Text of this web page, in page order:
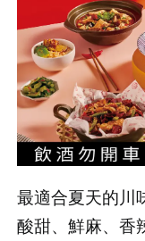
最適合夏天的川
酸甜、鮮麻、香